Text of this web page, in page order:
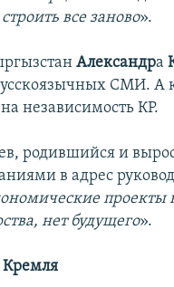
все заново».
Александра
СМИ. А
независимость КР.
родившийся и
в адрес
проекты
нет будущего».
Кремля